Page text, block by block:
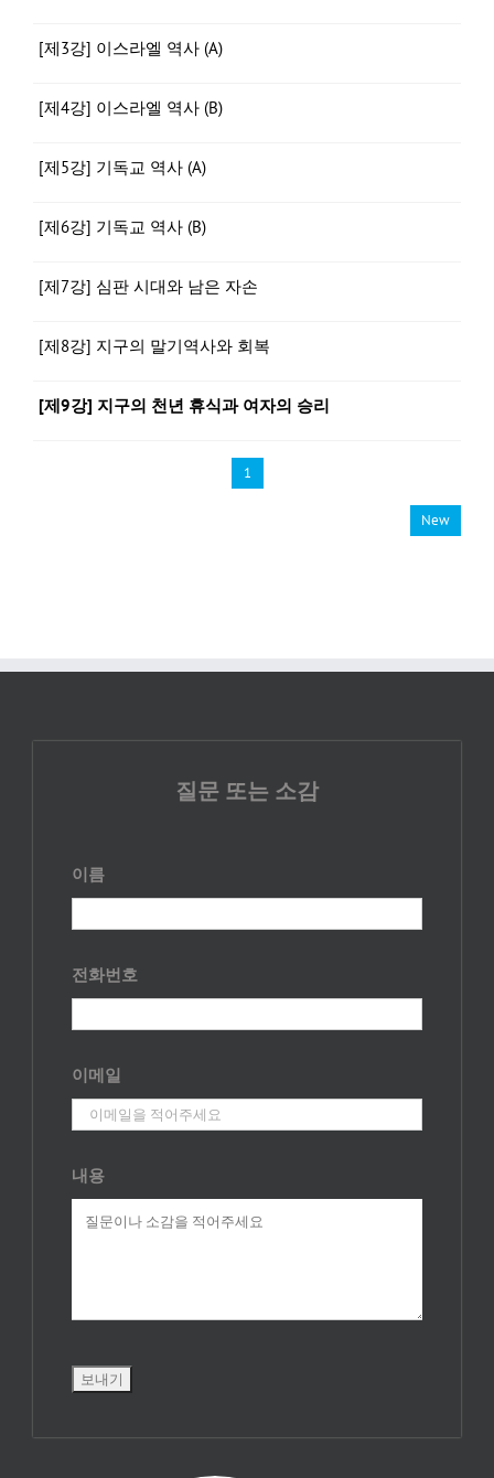
[제3강] 이스라엘 역사 (A)
[제4강] 이스라엘 역사 (B)
[제5강] 기독교 역사 (A)
[제6강] 기독교 역사 (B)
[제7강] 심판 시대와 남은 자손
[제8강] 지구의 말기역사와 회복
[제9강] 지구의 천년 휴식과 여자의 승리
1
New
질문 또는 소감
이름
전화번호
이메일
내용